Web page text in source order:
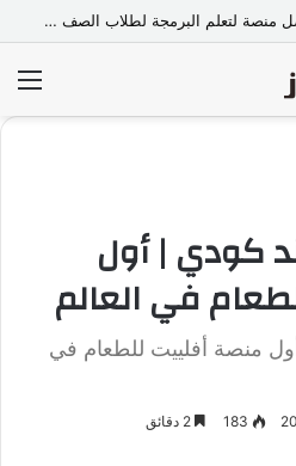
منصة أحمد السيبراني | أفضل منصة لتعلم البرمجة لطلاب الصف الأول والثاني الثانوي والبكالوريا
كودي | أول
في العالم
منصة أفلييت للطعام في
183